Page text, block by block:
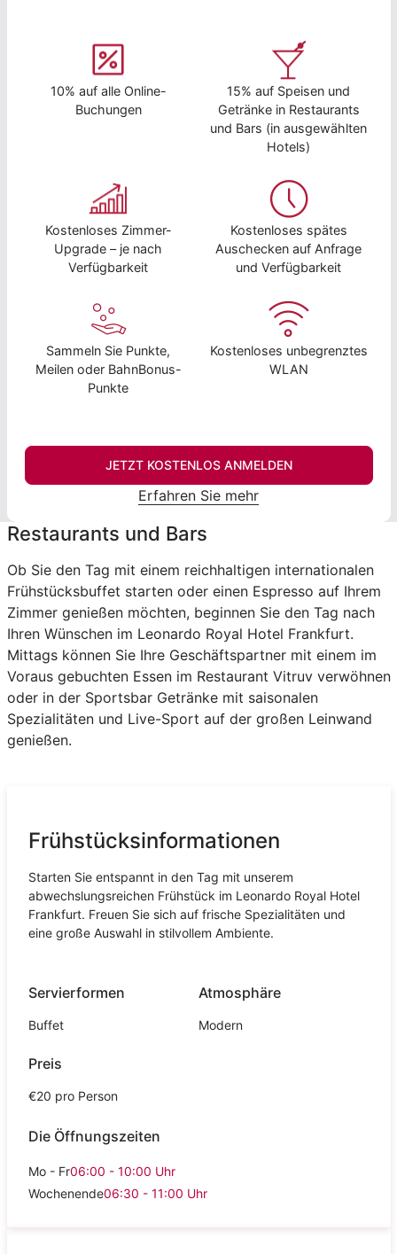
10% auf alle Online-
Buchungen
15% auf Speisen und
Getränke in Restaurants
und Bars (in ausgewählten
Hotels)
Kostenloses Zimmer-
Upgrade – je nach
Verfügbarkeit
Kostenloses spätes
Auschecken auf Anfrage
und Verfügbarkeit
Sammeln Sie Punkte,
Meilen oder BahnBonus-
Punkte
Kostenloses unbegrenztes
WLAN
JETZT KOSTENLOS ANMELDEN
Erfahren Sie mehr
Restaurants und Bars
Ob Sie den Tag mit einem reichhaltigen internationalen
Frühstücksbuffet starten oder einen Espresso auf Ihrem
Zimmer genießen möchten, beginnen Sie den Tag nach
Ihren Wünschen im Leonardo Royal Hotel Frankfurt.
Mittags können Sie Ihre Geschäftspartner mit einem im
Voraus gebuchten Essen im Restaurant Vitruv verwöhnen
oder in der Sportsbar Getränke mit saisonalen
Spezialitäten und Live-Sport auf der großen Leinwand
genießen.
Frühstücksinformationen
Starten Sie entspannt in den Tag mit unserem
abwechslungsreichen Frühstück im Leonardo Royal Hotel
Frankfurt. Freuen Sie sich auf frische Spezialitäten und
eine große Auswahl in stilvollem Ambiente.
Servierformen
Buffet
Atmosphäre
Modern
Preis
€20 pro Person
Die Öffnungszeiten
Mo - Fr06:00 - 10:00 Uhr
Wochenende06:30 - 11:00 Uhr